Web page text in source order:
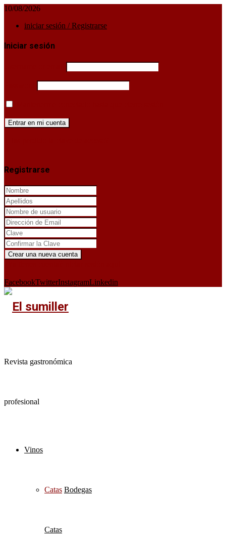
10/08/2026
iniciar sesión / Registrarse
Iniciar sesión
Registrarse
FacebookTwitterInstagramLinkedin
Revista gastronómica
profesional
Vinos
Catas Bodegas
Catas